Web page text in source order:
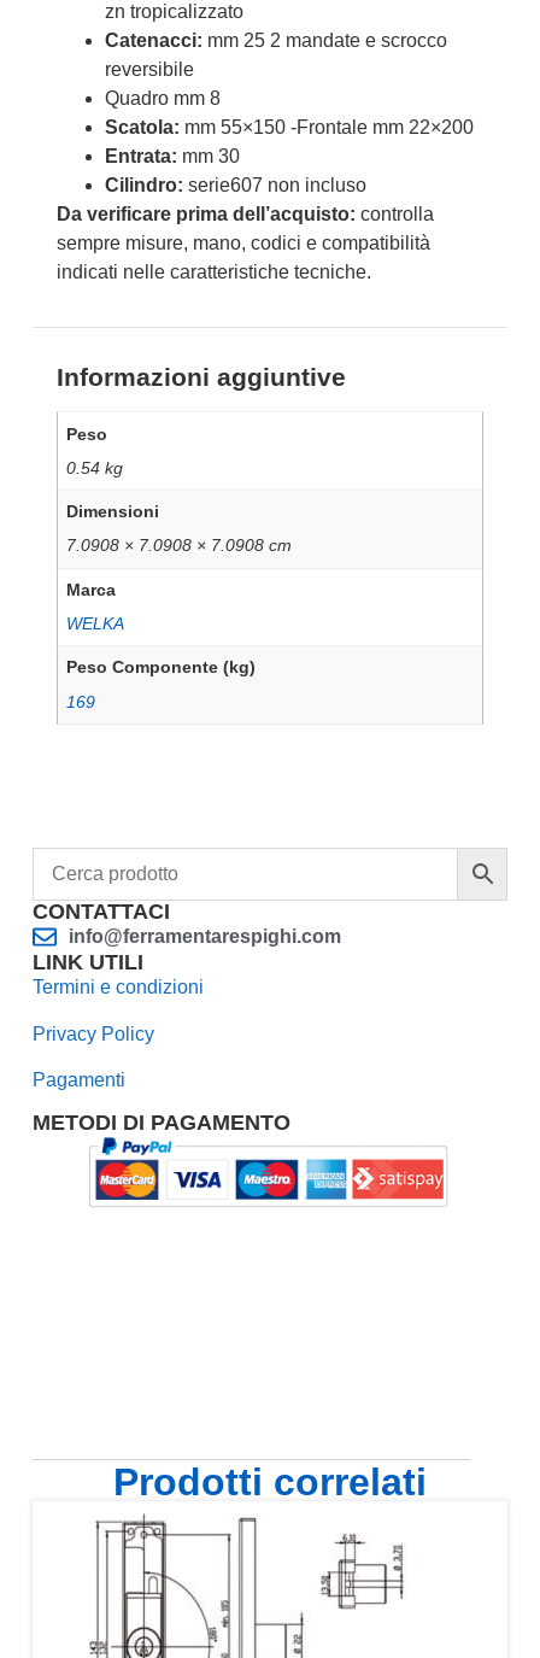
zn tropicalizzato
Catenacci: mm 25 2 mandate e scrocco
reversibile
Quadro mm 8
Scatola: mm 55×150 -Frontale mm 22×200
Entrata: mm 30
Cilindro: serie607 non incluso
Da verificare prima dell’acquisto: controlla
sempre misure, mano, codici e compatibilità
indicati nelle caratteristiche tecniche.
Informazioni aggiuntive
Peso
0.54 kg
Dimensioni
7.0908 × 7.0908 × 7.0908 cm
Marca
WELKA
Peso Componente (kg)
169
CONTATTACI
info@ferramentarespighi.com
LINK UTILI
Termini e condizioni
Privacy Policy
Pagamenti
METODI DI PAGAMENTO
Prodotti correlati